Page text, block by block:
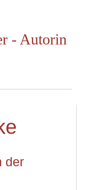
- Autorin
der